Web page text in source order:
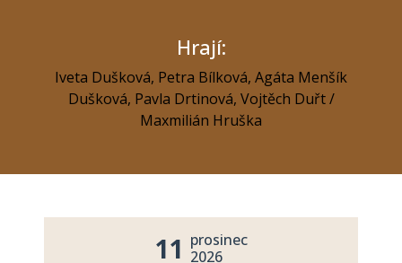
Hrají:
Iveta Dušková, Petra Bílková, Agáta Menšík
Dušková, Pavla Drtinová, Vojtěch Duřt /
Maxmilián Hruška
11 prosinec
2026